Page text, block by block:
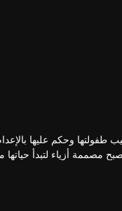
طفولتها وحكم عليها
أزياء لتبدأ حياتها
بشجاعة جنبًا إلى جنب